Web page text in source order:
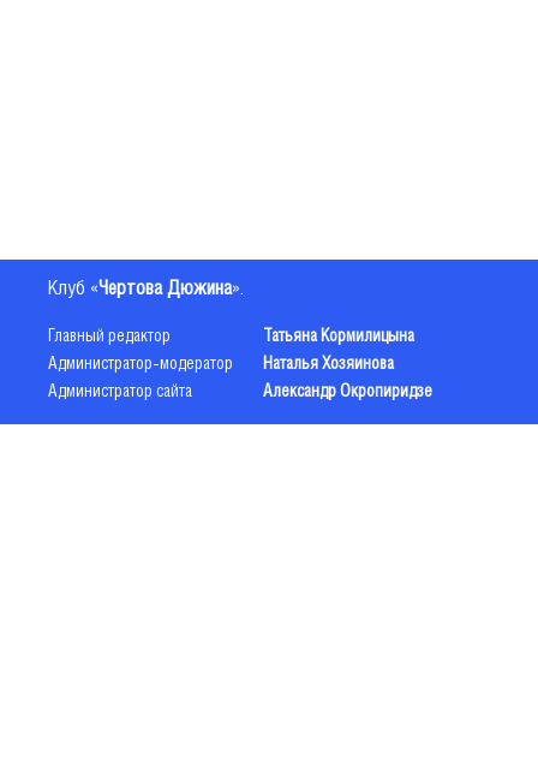
Клуб «Чертова Дюжина».
Главный редактор
Татьяна Кормилицына
Администратор-модератор
Наталья Хозяинова
Администратор сайта
Александр Окропиридзе